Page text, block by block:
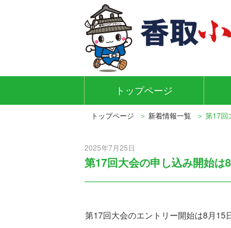
トップページ
トップページ 新着情報一覧 第17回
2025年7月25日
第17回大会の申し込み開始は
第17回大会のエントリー開始は8月15